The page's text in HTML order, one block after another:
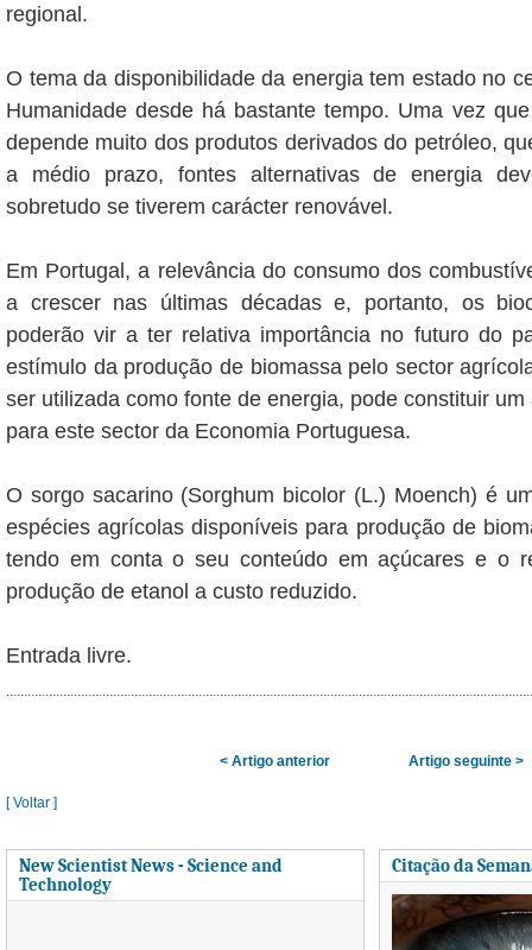
regional.
O tema da disponibilidade da energia tem estado no
Humanidade desde há bastante tempo. Uma vez
depende muito dos produtos derivados do petróleo,
a médio prazo, fontes alternativas de energia
sobretudo se tiverem carácter renovável.
Em Portugal, a relevância do consumo dos
a crescer nas últimas décadas e, portanto, os
poderão vir a ter relativa importância no futuro do
estímulo da produção de biomassa pelo sector
ser utilizada como fonte de energia, pode constituir
para este sector da Economia Portuguesa.
O sorgo sacarino (Sorghum bicolor (L.) Moench) é
espécies agrícolas disponíveis para produção de
tendo em conta o seu conteúdo em açúcares e o
produção de etanol a custo reduzido.
Entrada livre.
< Artigo anterior Artigo seguinte >
[ Voltar ]
New Scientist News - Science and
Technology
Citação da